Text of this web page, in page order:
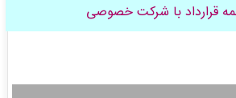
قرارداد با شرکت خصوصی